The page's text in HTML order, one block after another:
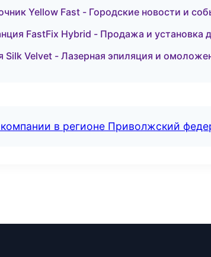
Yellow Fast - Городские новости и
FastFix Hybrid - Продажа и установка
Silk Velvet - Лазерная эпиляция и
в регионе Приволжский